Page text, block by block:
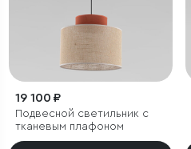
19 100 ₽
Подвесной светильник с
тканевым плафоном